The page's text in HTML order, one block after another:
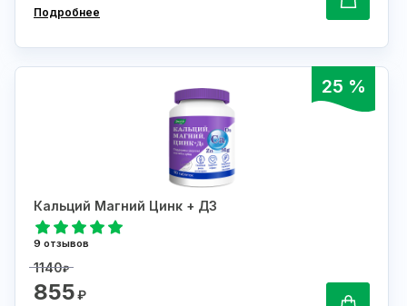
Подробнее
25 %
Кальций Магний Цинк + Д3
9 отзывов
1140₽
855₽